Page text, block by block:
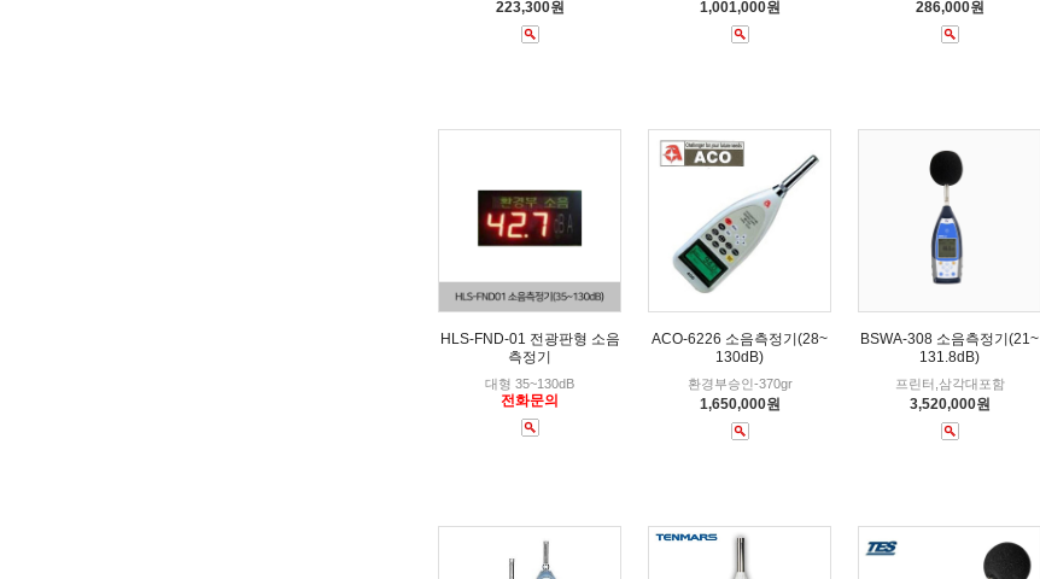
223,300원 1,001,000원 286,000원
HLS-FND-01 전광판형 소음
측정기
대형 35~130dB
전화문의
ACO-6226 소음측정기(28~
130dB)
환경부승인-370gr
1,650,000원
BSWA-308 소음측정기(21~
131.8dB)
프린터,삼각대포함
3,520,000원